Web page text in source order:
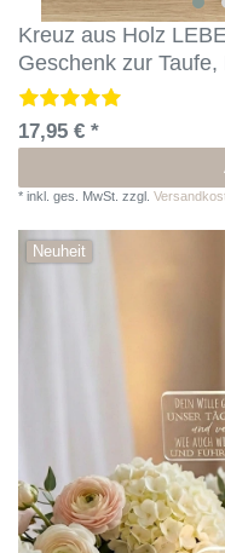
Kreuz aus Holz
Geschenk zur
17,95 € *
* inkl. ges. MwSt. zzgl.
Neuheit